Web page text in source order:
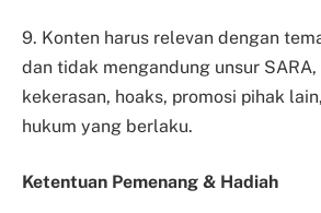
9. Konten harus relevan dengan
dan tidak mengandung unsur
kekerasan, hoaks, promosi pihak
hukum yang berlaku.
Ketentuan Pemenang & Hadiah